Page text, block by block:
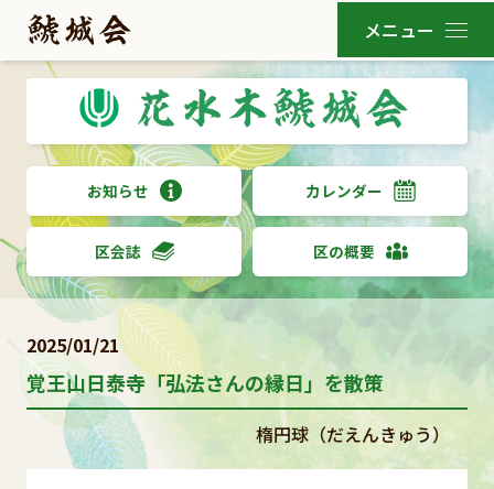
お知らせ カレンダー
区会誌 区の概要
2025/01/21
覚王山日泰寺「弘法さんの縁日」を散策
楕円球（だえんきゅう）